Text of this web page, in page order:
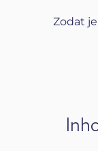
Zodat